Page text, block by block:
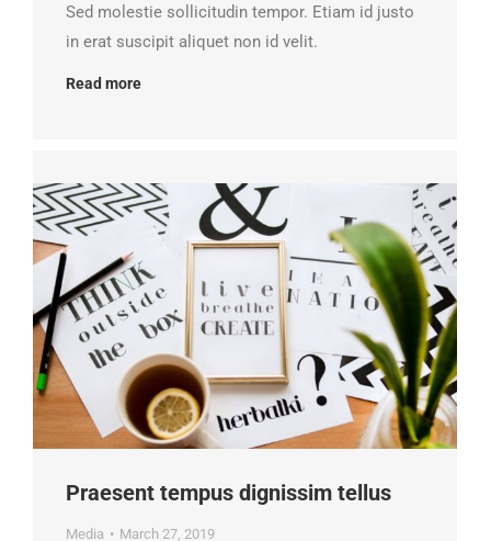
Sed molestie sollicitudin tempor. Etiam id justo
in erat suscipit aliquet non id velit.
Read more
Praesent tempus dignissim tellus
Media March 27, 2019